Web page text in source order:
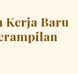
Kerja Baru